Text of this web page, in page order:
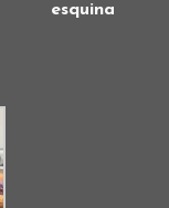
esquina